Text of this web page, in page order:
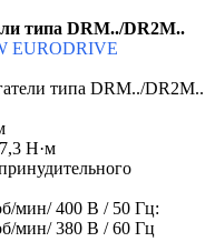
типа DRM../DR2M..
типа DRM../DR2M..
Н·м
мин/ 400 В / 50 Гц:
мин/ 380 В / 60 Гц